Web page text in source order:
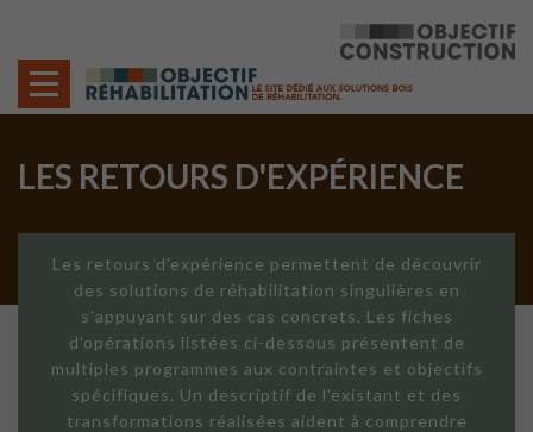
LES RETOURS D'EXPÉRIENCE
Les retours d'expérience permettent de découvrir
des solutions de réhabilitation singulières en
s'appuyant sur des cas concrets. Les fiches
d'opérations listées ci-dessous présentent de
multiples programmes aux contraintes et objectifs
spécifiques. Un descriptif de l'existant et des
transformations réalisées aident à comprendre